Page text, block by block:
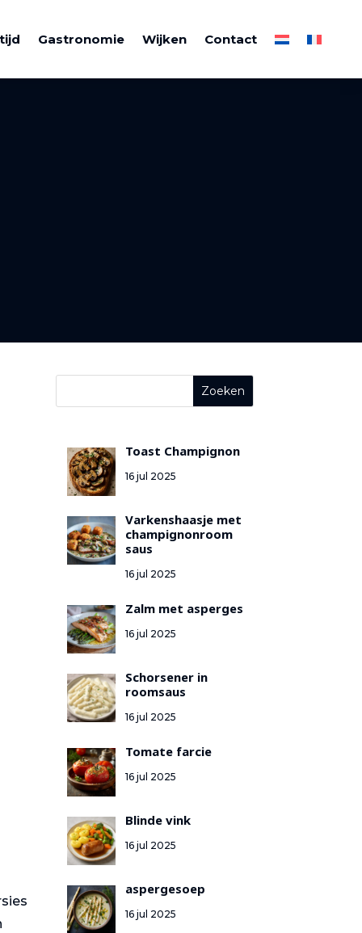
Gastronomie Wijken Contact
Toast Champignon
16 jul 2025
Varkenshaasje met
champignonroom
saus
16 jul 2025
Zalm met asperges
16 jul 2025
Schorsener in
roomsaus
16 jul 2025
Tomate farcie
16 jul 2025
Blinde vink
16 jul 2025
aspergesoep
16 jul 2025